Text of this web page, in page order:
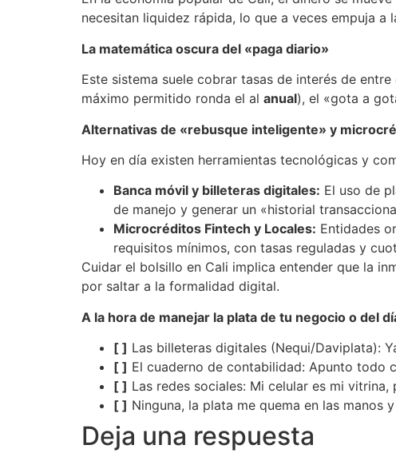
necesitan liquidez rápida, lo que a veces empuja
La matemática oscura del «paga diario»
Este sistema suele cobrar tasas de interés de entre
máximo permitido ronda el al anual), el «gota a
Alternativas de «rebusque inteligente» y
Hoy en día existen herramientas tecnológicas y
Banca móvil y billeteras digitales: El uso de
de manejo y generar un «historial
Microcréditos Fintech y Locales: Entidades
requisitos mínimos, con tasas reguladas y
Cuidar el bolsillo en Cali implica entender que la
por saltar a la formalidad digital.
A la hora de manejar la plata de tu negocio o del
[ ] Las billeteras digitales (Nequi/Daviplata):
[ ] El cuaderno de contabilidad: Apunto todo
[ ] Las redes sociales: Mi celular es mi
[ ] Ninguna, la plata me quema en las manos
Deja una respuesta